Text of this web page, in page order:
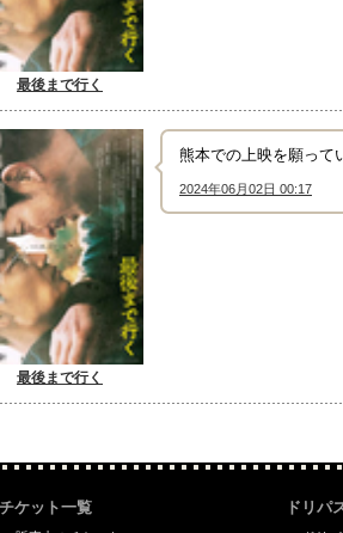
最後まで行く
最後まで行く
熊本での上映を願っ
2024年06月02日 00:17
↑
チケット一覧 ドリパ